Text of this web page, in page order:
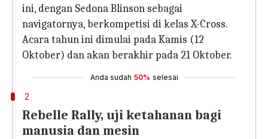
ini, dengan Sedona Blinson sebagai
navigatornya, berkompetisi di kelas X-Cross.
Acara tahun ini dimulai pada Kamis (12
Oktober) dan akan berakhir pada 21 Oktober.
Anda sudah 50% selesai
2
Rebelle Rally, uji ketahanan bagi
manusia dan mesin